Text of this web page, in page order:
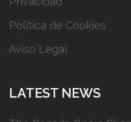
Política de Cookies
Aviso Legal
LATEST NEWS